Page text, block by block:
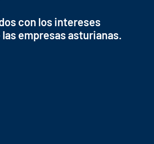
con los intereses
empresas asturianas.